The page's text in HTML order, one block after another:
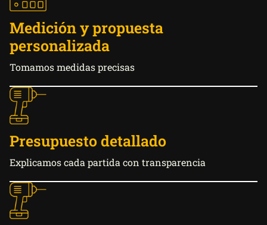
Medición y propuesta
personalizada
Tomamos medidas precisas
Presupuesto detallado
Explicamos cada partida con transparencia